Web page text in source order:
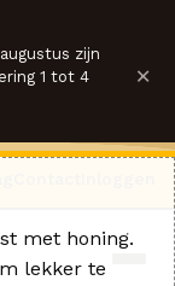
zijn
1 tot 4
×
met honing.
lekker te